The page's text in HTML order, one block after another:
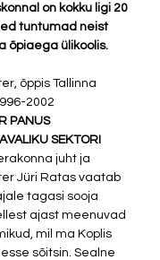
on kokku ligi 20
tuntumad neist
õpiaega ülikoolis.
õppis Tallinna
2002
PANUS
SEKTORI
juht ja
Jüri Ratas vaatab
tagasi sooja
ajast meenuvad
mil ma Koplis
sõitsin. Sealne